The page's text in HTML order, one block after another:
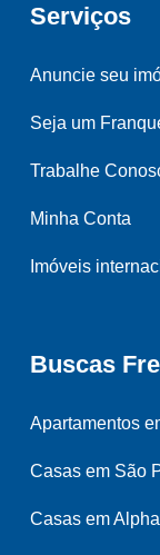
Serviços
Anuncie seu
Seja um
Trabalhe
Minha Conta
Imóveis
Buscas
Apartamentos
Casas em São
Casas em